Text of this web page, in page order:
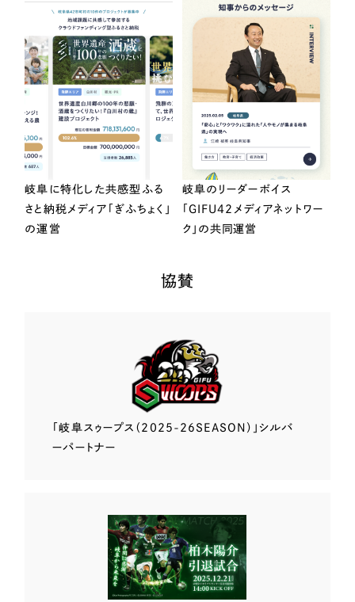
岐阜に特化した共感型ふる
さと納税メディア「ぎふちょく」
の運営
岐阜のリーダーボイス
「GIFU42メディアネットワー
ク」の共同運営
協賛
「岐阜スゥープス （2025-26SEASON）」 シルバ
ーパートナー